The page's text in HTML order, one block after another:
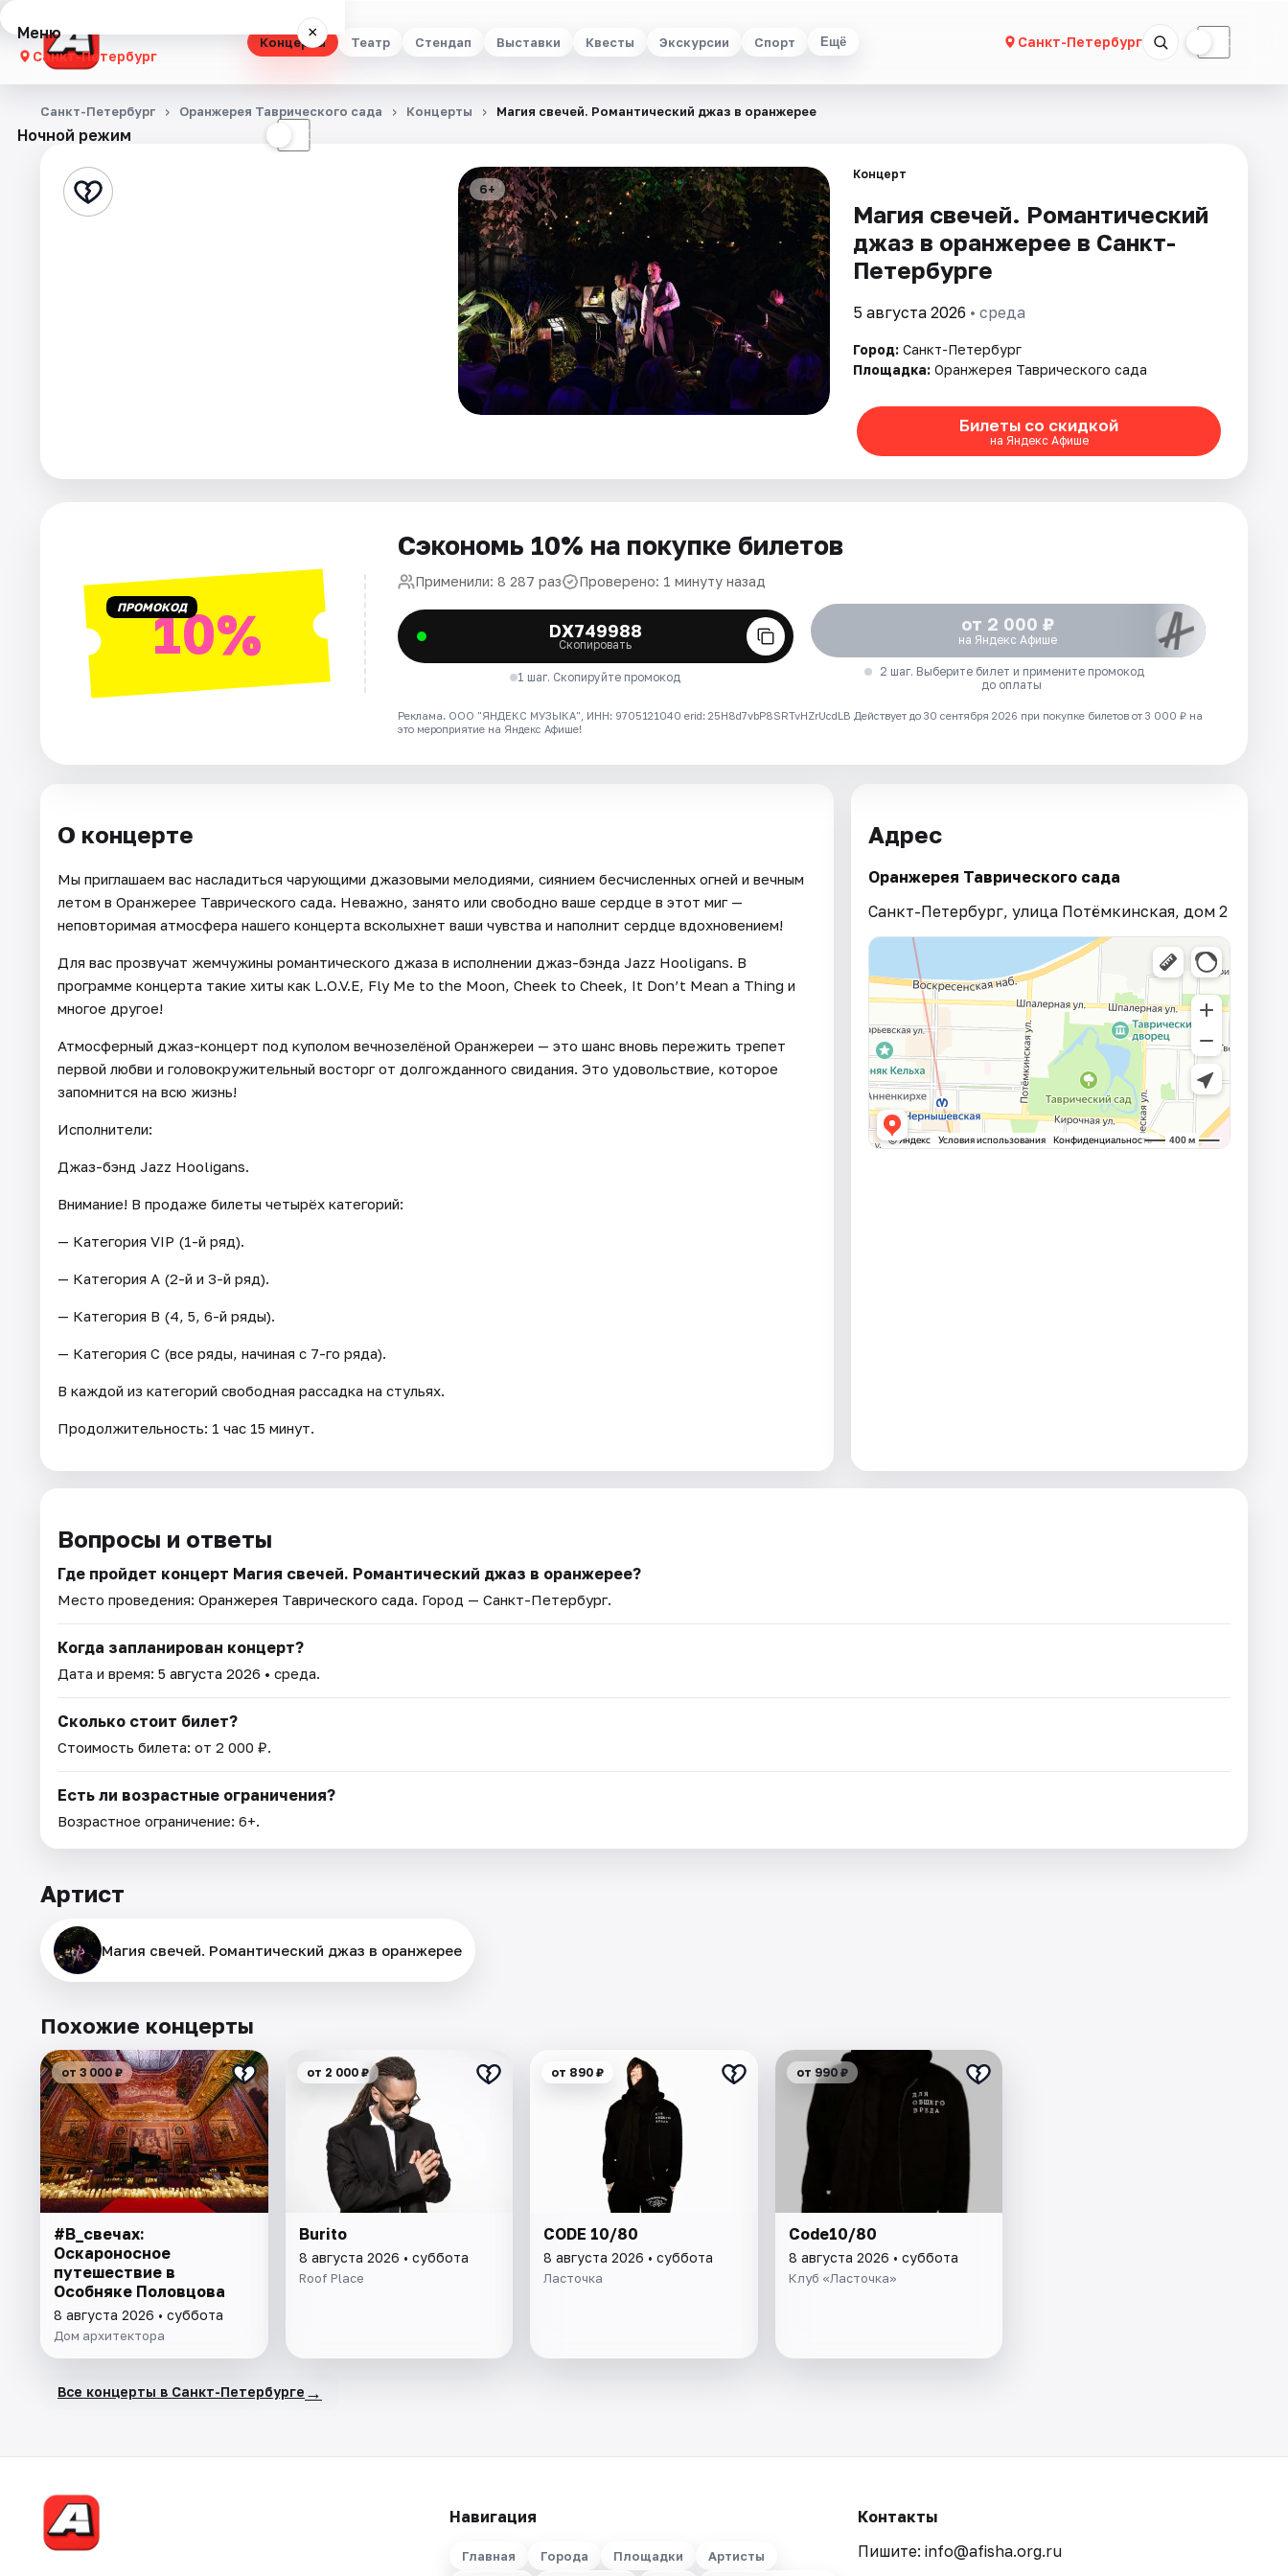
Концерты Театр Стендап Выставки Квесты Экскурсии Спорт Ещё Санкт-Петербург ☾
Меню ×
Санкт-Петербург
Концерты
Стендап
Города
Рейтинги
Ночной режим ☾
Санкт-Петербург Оранжерея Таврического сада Концерты Магия свечей. Романтический джаз в оранжерее
6+
Концерт
Магия свечей. Романтический
джаз в оранжерее в Санкт-
Петербурге
5 августа 2026 • среда
Город: Санкт-Петербург
Площадка: Оранжерея Таврического сада
Билеты со скидкой
на Яндекс Афише
ПРОМОКОД10%
Сэкономь 10% на покупке билетов
Применили: 8 287 раз Проверено: 1 минуту назад
DX749988
Скопировать
1 шаг. Скопируйте промокод
от 2 000 ₽
на Яндекс Афише
2 шаг. Выберите билет и примените промокод
до оплаты
Реклама. ООО "ЯНДЕКС МУЗЫКА", ИНН: 9705121040 erid: 25H8d7vbP8SRTvHZrUcdLB Действует до 30 сентября 2026 при покупке билетов от 3 000 ₽ на
это мероприятие на Яндекс Афише!
О концерте
Мы приглашаем вас насладиться чарующими джазовыми мелодиями, сиянием бесчисленных огней и вечным
летом в Оранжерее Таврического сада. Неважно, занято или свободно ваше сердце в этот миг —
неповторимая атмосфера нашего концерта всколыхнет ваши чувства и наполнит сердце вдохновением!
Для вас прозвучат жемчужины романтического джаза в исполнении джаз-бэнда Jazz Hooligans. В
программе концерта такие хиты как L.O.V.E, Fly Me to the Moon, Cheek to Cheek, It Don’t Mean a Thing и
многое другое!
Атмосферный джаз-концерт под куполом вечнозелёной Оранжереи — это шанс вновь пережить трепет
первой любви и головокружительный восторг от долгожданного свидания. Это удовольствие, которое
запомнится на всю жизнь!
Исполнители:
Джаз-бэнд Jazz Hooligans.
Внимание! В продаже билеты четырёх категорий:
— Категория VIP (1-й ряд).
— Категория А (2-й и 3-й ряд).
— Категория В (4, 5, 6-й ряды).
— Категория C (все ряды, начиная с 7-го ряда).
В каждой из категорий свободная рассадка на стульях.
Продолжительность: 1 час 15 минут.
Адрес
Оранжерея Таврического сада
Санкт-Петербург, улица Потёмкинская, дом 2
Вопросы и ответы
Где пройдет концерт Магия свечей. Романтический джаз в оранжерее?
Место проведения: Оранжерея Таврического сада. Город — Санкт-Петербург.
Когда запланирован концерт?
Дата и время: 5 августа 2026 • среда.
Сколько стоит билет?
Стоимость билета: от 2 000 ₽.
Есть ли возрастные ограничения?
Возрастное ограничение: 6+.
Артист
Магия свечей. Романтический джаз в оранжерее
Похожие концерты
от 3 000 ₽
#В_свечах:
Оскароносное
путешествие в
Особняке Половцова
8 августа 2026 • суббота
Дом архитектора
от 2 000 ₽
Burito
8 августа 2026 • суббота
Roof Place
от 890 ₽
CODE 10/80
8 августа 2026 • суббота
Ласточка
от 990 ₽
Code10/80
8 августа 2026 • суббота
Клуб «Ласточка»
Все концерты в Санкт-Петербурге →
Навигация
Главная Города Площадки Артисты
Контакты
Пишите: info@afisha.org.ru